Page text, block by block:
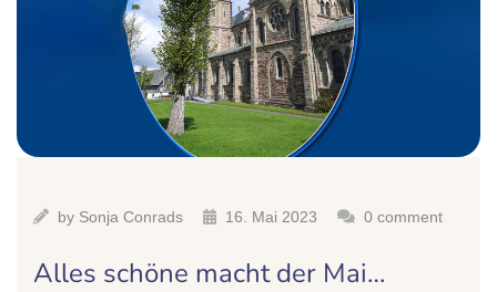
by Sonja Conrads 16. Mai 2023 0 comment
Alles schöne macht der Mai…